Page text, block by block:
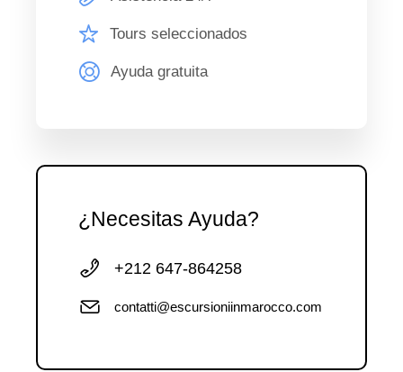
Tours seleccionados
Ayuda gratuita
¿Necesitas Ayuda?
+212 647-864258
contatti@escursioniinmarocco.com